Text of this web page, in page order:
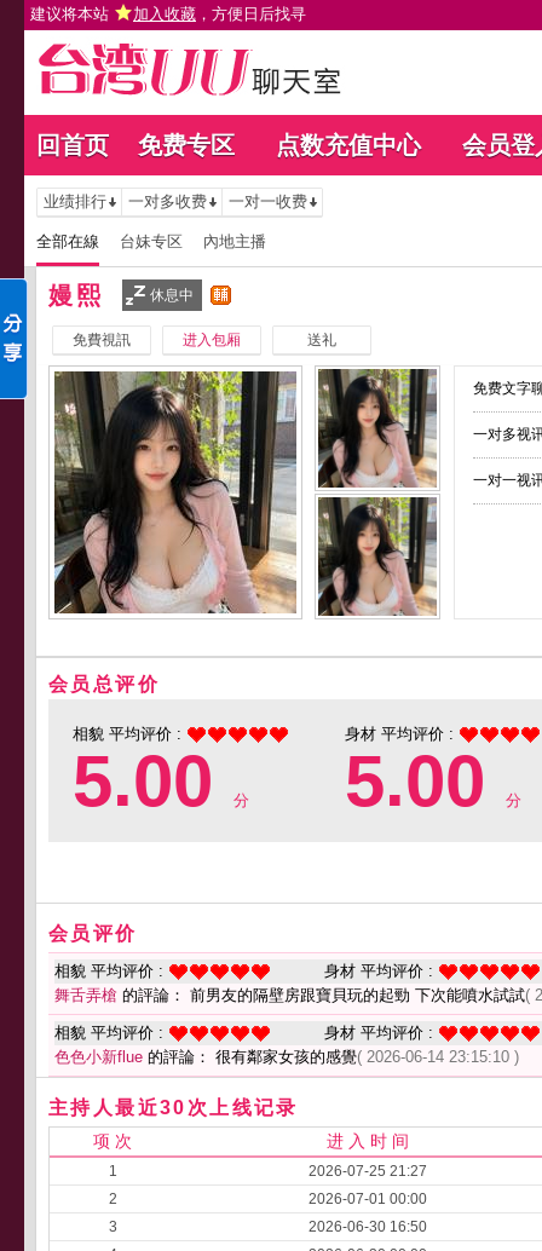
建议将本站 加入收藏 ，方便日后找寻
回首页 免费专区 点数充值中心 会员登
业绩排行 一对多收费 一对一收费
全部在線 台妹专区 內地主播
嫚熙 休息中
免費視訊 进入包厢 送礼
免费文字
一对多视
一对一视
会员总评价
相貌 平均评价 :
5.00 分
身材 平均评价 :
5.00 分
会员评价
相貌 平均评价 :
身材 平均评价 :
舞舌弄槍 的評論： 前男友的隔壁房跟寶貝玩的起勁 下次能噴水試試(
相貌 平均评价 :
身材 平均评价 :
色色小新flue 的評論： 很有鄰家女孩的感覺( 2026-06-14 23:15:10 )
主持人最近30次上线记录
项 次 进 入 时 间
1
2026-07-25 21:27
2
2026-07-01 00:00
3
2026-06-30 16:50